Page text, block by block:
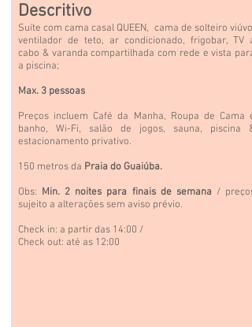
Descritivo
Suíte com cama casal QUEEN, cama de solteiro viúvo,
ventilador de teto, ar condicionado, frigobar, TV a
cabo & varanda compartilhada com rede e vista para
a piscina;
Max. 3 pessoas
Preços incluem Café da Manha, Roupa de Cama e
banho, Wi-Fi, salão de jogos, sauna, piscina &
estacionamento privativo.
150 metros da Praia do Guaiúba.
Obs: Min. 2 noites para finais de semana / preços
sujeito a alterações sem aviso prévio.
Check in: a partir das 14:00 /
Check out: até as 12:00